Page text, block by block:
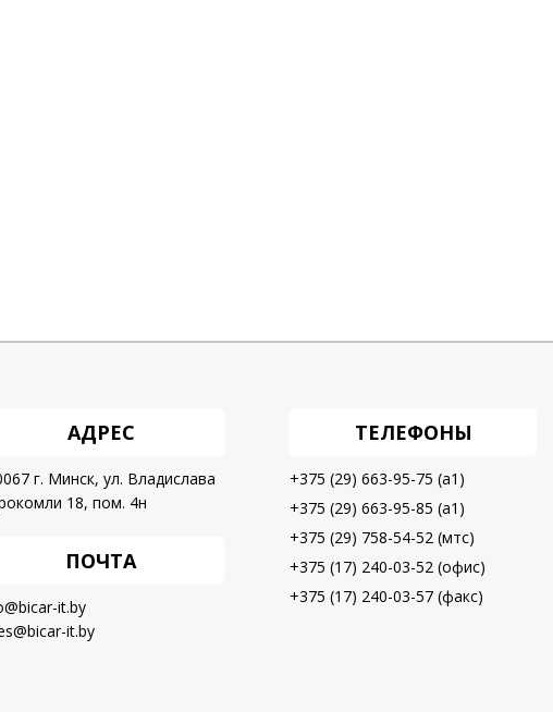
АДРЕС
г. Минск, ул. Владислава
18, пом. 4н
ПОЧТА
it.by
it.by
ТЕЛЕФОНЫ
+375 (29) 663-95-75 (a1)
+375 (29) 663-95-85 (a1)
+375 (29) 758-54-52 (мтс)
+375 (17) 240-03-52 (офис)
+375 (17) 240-03-57 (факс)